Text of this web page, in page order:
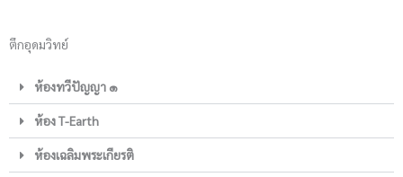
ตึกอุดมวิทย์
ห้องทวีปัญญา ๑
ห้อง T-Earth
ห้องเฉลิมพระเกียรติ